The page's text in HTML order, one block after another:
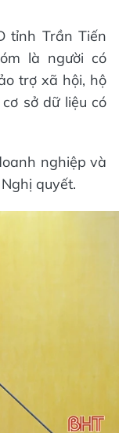
tỉnh Trần Tiến
là người có
trợ xã hội, hộ
sở dữ liệu có
nghiệp và
quyết.